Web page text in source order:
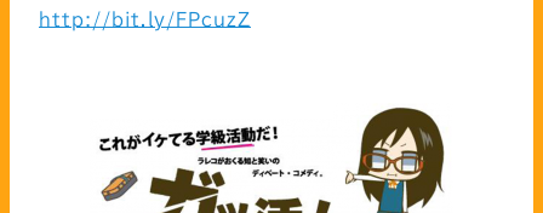
http://bit.ly/FPcuzZ